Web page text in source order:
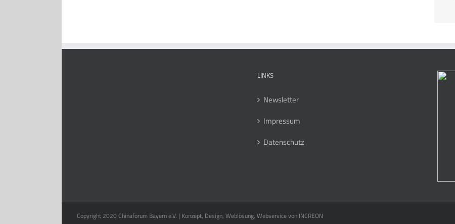
LINKS
Newsletter
Impressum
Datenschutz
Copyright 2020 Chinaforum Bayern e.V. | Konzept, Design, Weblösung, Webservice von INCREON